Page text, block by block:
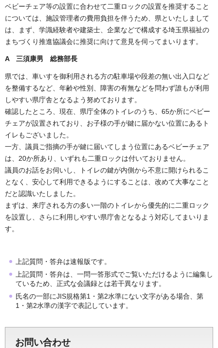
ベビーチェア等の設置に合わせて二重ロックの設置を推奨すること
については、施設管理者の費用負担を伴うため、県といたしまして
は、まず、学識経験者や建築士、企業などで構成する埼玉県福祉の
まちづくり推進協議会に推奨に向けて意見を伺ってまいります。
A 三須康男 総務部長
県では、車いすを御利用される方の駐車場や段差の無い出入口など
を整備するなど、年齢や性別、障害の有無などを問わず誰もが利用
しやすい県庁舎となるよう努めております。
確認したところ、現在、県庁全体のトイレのうち、65か所にベビー
チェアが設置されており、お子様の手が鍵に届かない位置にあるト
イレもございました。
一方、議員ご指摘の手が鍵に届いてしまう位置にあるベビーチェア
は、20か所あり、いずれも二重ロックは付いておりません。
議員のお話をお伺いし、トイレの鍵が内側から不意に開けられるこ
となく、安心して利用できるようにすることは、改めて大事なこと
だと認識いたしました。
まずは、来庁される方の多い一階のトイレから優先的に二重ロック
を設置し、さらに利用しやすい県庁舎となるよう対応してまいりま
す。
上記質問・答弁は速報版です。
上記質問・答弁は、一問一答形式でご覧いただけるように編集し
ているため、正式な会議録とは若干異なります。
氏名の一部にJIS規格第1・第2水準にない文字がある場合、第
1・第2水準の漢字で表記しています。
お問い合わせ